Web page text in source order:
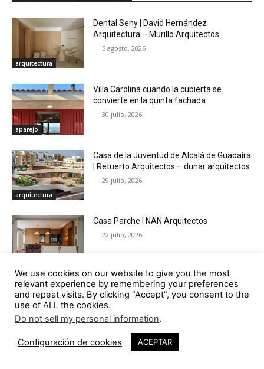
arquitectura
Dental Seny | David Hernández
Arquitectura – Murillo Arquitectos
5 agosto, 2026
aparejo
Villa Carolina cuando la cubierta se
convierte en la quinta fachada
30 julio, 2026
arquitectura
Casa de la Juventud de Alcalá de Guadaíra
| Retuerto Arquitectos – dunar arquitectos
29 julio, 2026
Casa Parche | NAN Arquitectos
22 julio, 2026
Una conversación con Fabiola Uribe y
Carlos Barberá sobre el proyecto «Casa
para Mariposas»
17 julio, 2026
Clínica Serna Dental | Murillo Arquitectos
We use cookies on our website to give you the most
relevant experience by remembering your preferences
and repeat visits. By clicking “Accept”, you consent to the
use of ALL the cookies.
Do not sell my personal information.
Configuración de cookies ACEPTAR